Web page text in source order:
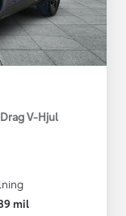
V-Hjul
mil